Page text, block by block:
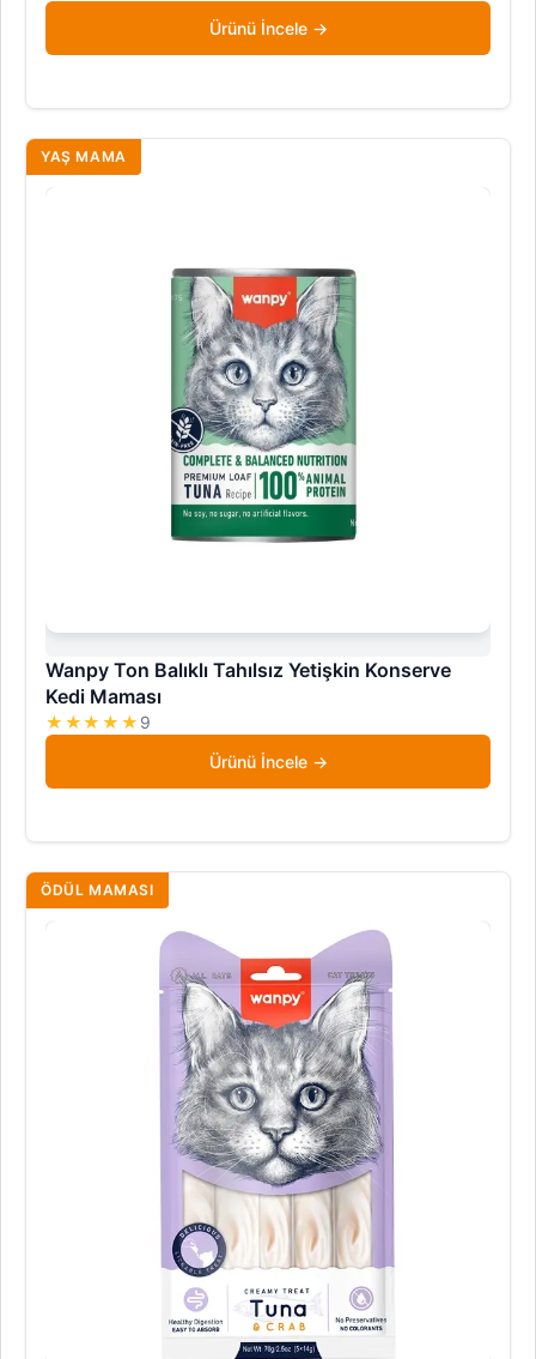
Ürünü İncele
YAŞ MAMA
Wanpy Ton Balıklı Tahılsız Yetişkin Konserve
Kedi Maması
★★★★★ 9
Ürünü İncele
ÖDÜL MAMASI